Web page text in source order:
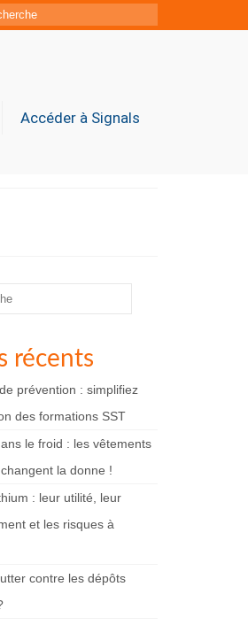
Accéder à Signals
récents
prévention : simplifiez
des formations SST
le froid : les vêtements
la donne !
: leur utilité, leur
et les risques à
contre les dépôts